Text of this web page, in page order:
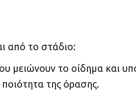
από το στάδιο:
μειώνουν το οίδημα και
της όρασης.